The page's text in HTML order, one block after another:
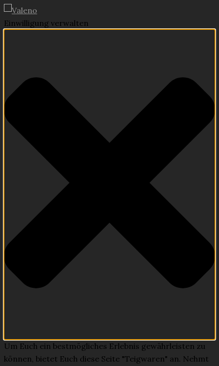
Einwilligung verwalten
Um Euch ein bestmögliches Erlebnis gewährleisten zu
können, bietet Euch diese Seite "Teigwaren" an. Nehmt